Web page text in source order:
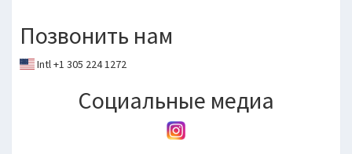
Позвонить нам
Intl +1 305 224 1272
Социальные медиа